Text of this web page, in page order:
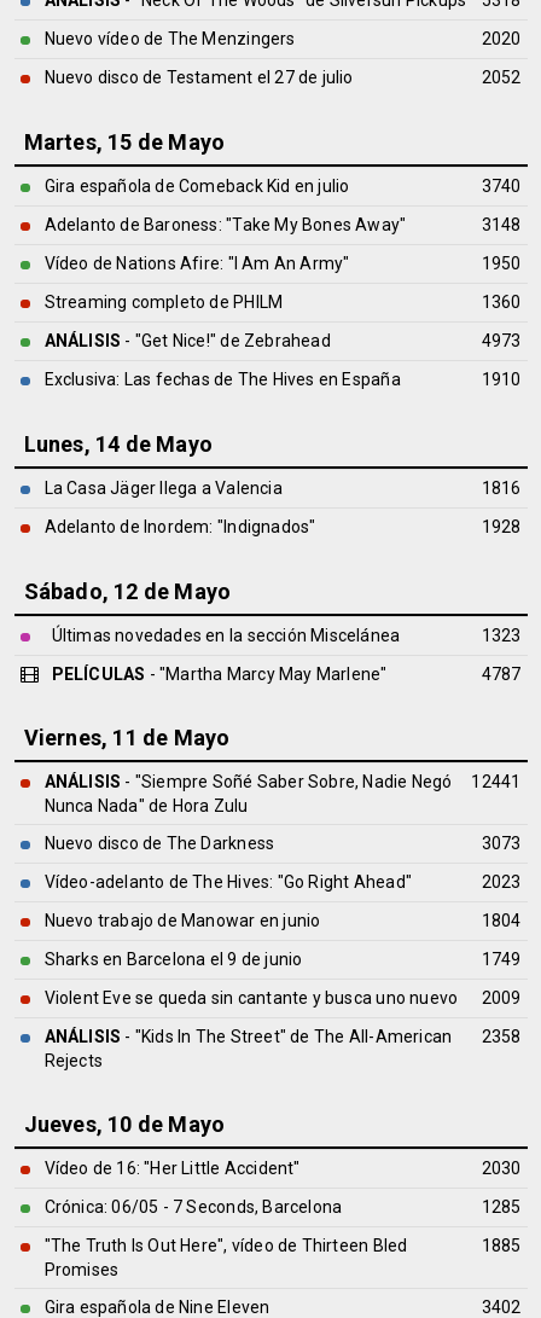
Nuevo vídeo de The Menzingers
2020
Nuevo disco de Testament el 27 de julio
2052
Martes, 15 de Mayo
Gira española de Comeback Kid en julio
3740
Adelanto de Baroness: "Take My Bones Away"
3148
Vídeo de Nations Afire: "I Am An Army"
1950
Streaming completo de PHILM
1360
ANÁLISIS - "Get Nice!" de Zebrahead
4973
Exclusiva: Las fechas de The Hives en España
1910
Lunes, 14 de Mayo
La Casa Jäger llega a Valencia
1816
Adelanto de Inordem: "Indignados"
1928
Sábado, 12 de Mayo
Últimas novedades en la sección Miscelánea
1323
PELÍCULAS - "Martha Marcy May Marlene" 4787
Viernes, 11 de Mayo
ANÁLISIS - "Siempre Soñé Saber Sobre, Nadie Negó
Nunca Nada" de Hora Zulu
12441
Nuevo disco de The Darkness
3073
Vídeo-adelanto de The Hives: "Go Right Ahead"
2023
Nuevo trabajo de Manowar en junio
1804
Sharks en Barcelona el 9 de junio
1749
Violent Eve se queda sin cantante y busca uno nuevo
2009
ANÁLISIS - "Kids In The Street" de The All-American
Rejects
2358
Jueves, 10 de Mayo
Vídeo de 16: "Her Little Accident"
2030
Crónica: 06/05 - 7 Seconds, Barcelona
1285
"The Truth Is Out Here", vídeo de Thirteen Bled
Promises
1885
Gira española de Nine Eleven 3402